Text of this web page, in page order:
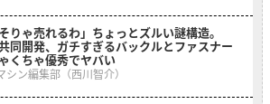
りゃ売れるわ」ちょっとズルい謎構造。
同開発、ガチすぎるバックルとファスナー
くちゃ優秀でヤバい
シン編集部（西川智介）